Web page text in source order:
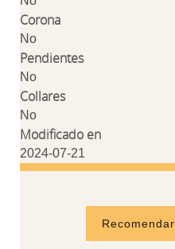
Corona
No
Pendientes
No
Collares
No
Modificado en
2024-07-21
Recomendar